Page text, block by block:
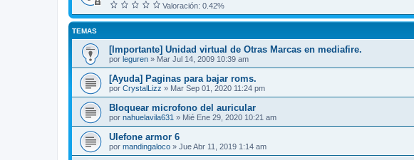
Valoración: 0.42%
TEMAS
[Importante] Unidad virtual de Otras Marcas en mediafire.
por leguren » Mar Jul 14, 2009 10:39 am
[Ayuda] Paginas para bajar roms.
por CrystalLizz » Mar Sep 01, 2020 11:24 pm
Bloquear microfono del auricular
por nahuelavila631 » Mié Ene 29, 2020 10:21 am
Ulefone armor 6
por mandingaloco » Jue Abr 11, 2019 1:14 am